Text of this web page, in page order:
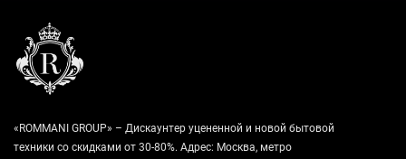
«ROMMANI GROUP» – Дискаунтер уцененной и новой бытовой
техники со скидками от 30-80%. Адрес: Москва, метро